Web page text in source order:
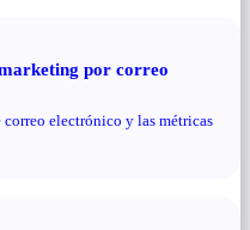
por correo
electrónico y las métricas